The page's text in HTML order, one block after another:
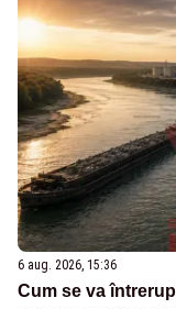
6 aug. 2026, 15:36
Cum se va